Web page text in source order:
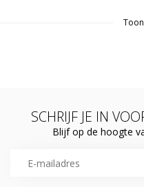
Toon
SCHRIJF JE IN
Blijf op de hoogte